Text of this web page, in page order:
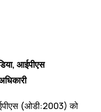
आईपीएस
(ओडी:2003) को